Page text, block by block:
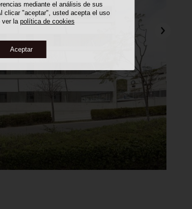
mediante el análisis de sus
clicar "aceptar", usted acepta el uso
ver la política de cookies
Aceptar